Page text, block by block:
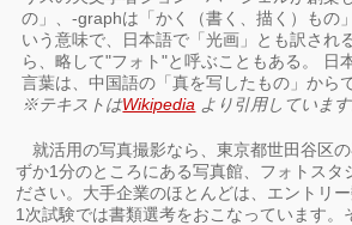
の」、-graphは「かく（書く、描く）もの
いう意味で、日本語で「光画」とも訳され
ら、略して"フォト"と呼ぶこともある。 日
言葉は、中国語の「真を写したもの」から
※テキストはWikipedia より引用しています
就活用の写真撮影なら、東京都世田谷区
ずか1分のところにある写真館、フォトスタ
ださい。大手企業のほとんどは、エントリー
1次試験では書類選考をおこなっています。